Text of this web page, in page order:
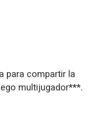
para compartir la
multijugador***.